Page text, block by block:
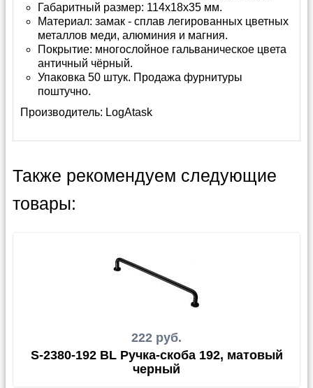
Габаритный размер: 114х18х35 мм.
Материал: замак - сплав легированных цветных
металлов меди, алюминия и магния.
Покрытие: многослойное гальваническое цвета
античный чёрный.
Упаковка 50 штук. Продажа фурнитуры
поштучно.
Производитель: LogAtask
Также рекомендуем следующие
товары:
222 руб.
S-2380-192 BL Ручка-скоба 192, матовый
черный